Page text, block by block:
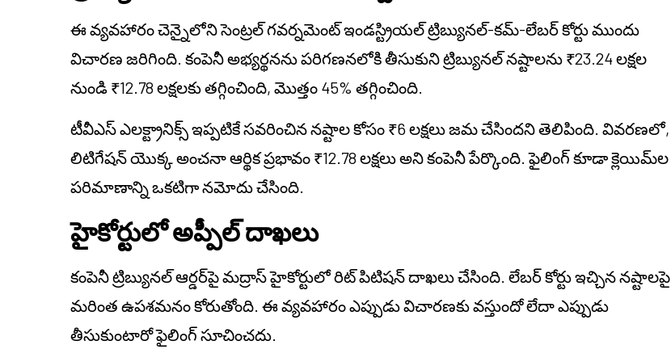
ఈ వ్యవహారం చెన్నైలోని సెంట్రల్ గవర్నమెంట్ ఇండస్ట్రియల్ ట్రిబ్యునల్-కమ్-లేబర్ కోర్టు ముందు
విచారణ జరిగింది. కంపెనీ అభ్యర్థనను పరిగణనలోకి తీసుకుని ట్రిబ్యునల్ నష్టాలను ₹23.24 లక్షల
నుండి ₹12.78 లక్షలకు తగ్గించింది, మొత్తం 45% తగ్గించింది.
టీవీఎస్ ఎలక్ట్రానిక్స్ ఇప్పటికే సవరించిన నష్టాల కోసం ₹6 లక్షలు జమ చేసిందని తెలిపింది. వివరణలో,
లిటిగేషన్ యొక్క అంచనా ఆర్థిక ప్రభావం ₹12.78 లక్షలు అని కంపెనీ పేర్కొంది. ఫైలింగ్ కూడా క్లెయిమ్‌ల
పరిమాణాన్ని ఒకటిగా నమోదు చేసింది.
హైకోర్టులో అప్పీల్ దాఖలు
కంపెనీ ట్రిబ్యునల్ ఆర్డర్‌పై మద్రాస్ హైకోర్టులో రిట్ పిటిషన్ దాఖలు చేసింది. లేబర్ కోర్టు ఇచ్చిన నష్టాలపై
మరింత ఉపశమనం కోరుతోంది. ఈ వ్యవహారం ఎప్పుడు విచారణకు వస్తుందో లేదా ఎప్పుడు
తీసుకుంటారో ఫైలింగ్ సూచించదు.